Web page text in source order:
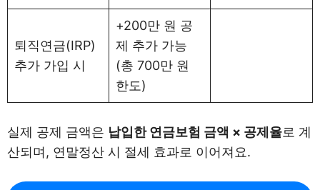
퇴직연금(IRP)
추가 가입 시
+200만 원 공
제 추가 가능
(총 700만 원
한도)
실제 공제 금액은 납입한 연금보험 금액 × 공제율로 계
산되며, 연말정산 시 절세 효과로 이어져요.